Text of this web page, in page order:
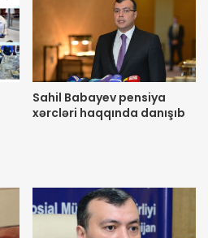
Sahil Babayev pensiya
xərcləri haqqında danışıb